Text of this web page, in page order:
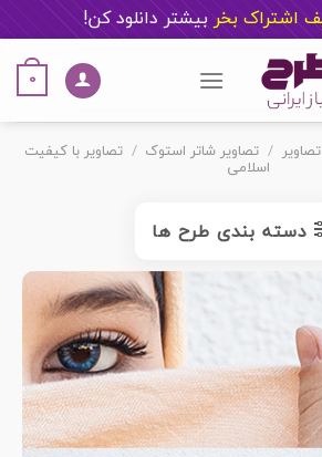
بیشتر دانلود کن!
0
تصاویر / تصاویر شاتر استوک / تصاویر با کیفیت
اسلامی
دسته بندی طرح ها